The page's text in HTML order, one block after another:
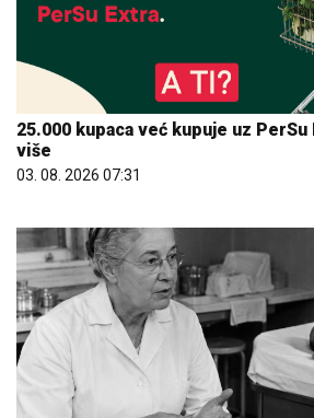
25.000 kupaca već kupuje uz
više
03. 08. 2026 07:31